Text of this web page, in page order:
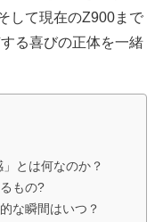
して現在のZ900まで
る喜びの正体を一緒
とは何なのか？
もの?
な瞬間はいつ？